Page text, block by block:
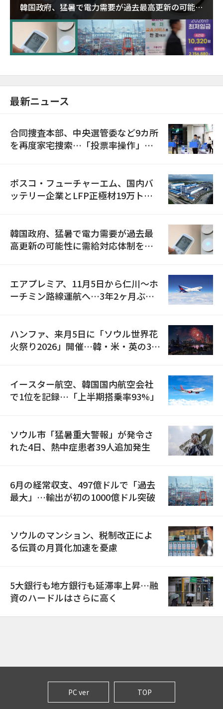
韓国政府、猛暑で電力需要が過去最高更新の可能性
に需給対応体制を点検
最新ニュース
合同捜査本部、中央選管委など9カ所
を再度家宅捜索…「投票率操作」の
ポスコ・フューチャーエム、国内バ
ッテリー企業とLFP正極材19万トン
韓国政府、猛暑で電力需要が過去最
高更新の可能性に需給対応体制を点
エアプレミア、11月5日から仁川〜ホ
ーチミン路線運航へ…3年2ヶ月ぶり
ハンファ、来月5日に「ソウル世界花
火祭り2026」開催…韓・米・英の3カ
イースター航空、韓国国内航空会社
で1位を記録…「上半期搭乗率93%」
ソウル市「猛暑重大警報」が発令さ
れた4日、熱中症患者39人追加発生
6月の経常収支、497億ドルで「過去
最大」…輸出が初の1000億ドル突破
ソウルのマンション、税制改正によ
る伝貰の月貰化加速を憂慮
5大銀行も地方銀行も延滞率上昇…融
資のハードルはさらに高く
PC ver TOP